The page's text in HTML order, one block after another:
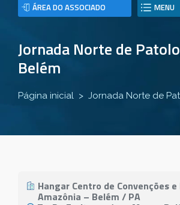
ÁREA DO ASSOCIADO MENU
Jornada Norte de
Belém
Página inicial Jornada Norte de
Hangar Centro de Convenções
Amazônia – Belém / PA